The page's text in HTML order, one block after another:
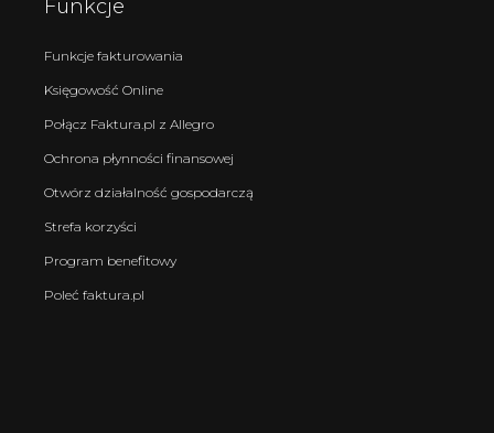
Funkcje
Funkcje fakturowania
Księgowość Online
Połącz Faktura.pl z Allegro
Ochrona płynności finansowej
Otwórz działalność gospodarczą
Strefa korzyści
Program benefitowy
Poleć faktura.pl